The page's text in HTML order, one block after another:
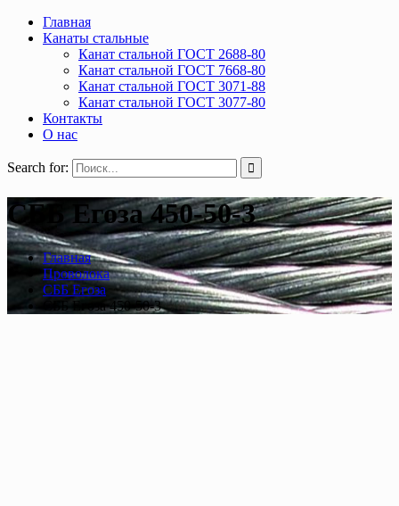
Главная
Канаты стальные
Канат стальной ГОСТ 2688-80
Канат стальной ГОСТ 7668-80
Канат стальной ГОСТ 3071-88
Канат стальной ГОСТ 3077-80
Контакты
О нас
Search for:
СББ Егоза 450-50-3
Главная
Проволока
СББ Егоза
СББ Егоза 450-50-3